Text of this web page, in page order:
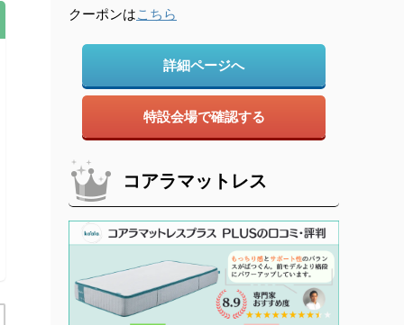
クーポンはこちら
詳細ページへ
特設会場で確認する
コアラマットレス